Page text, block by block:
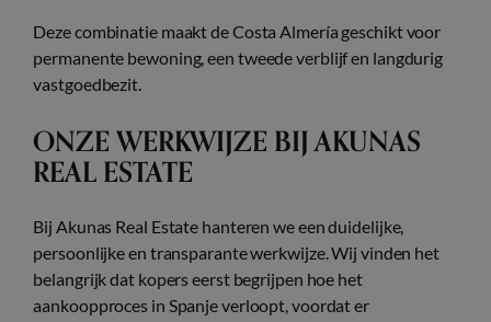
Deze combinatie maakt de Costa Almería geschikt voor
permanente bewoning, een tweede verblijf en langdurig
vastgoedbezit.
ONZE WERKWIJZE BIJ AKUNAS
REAL ESTATE
Bij Akunas Real Estate hanteren we een duidelijke,
persoonlijke en transparante werkwijze. Wij vinden het
belangrijk dat kopers eerst begrijpen hoe het
aankoopproces in Spanje verloopt, voordat er